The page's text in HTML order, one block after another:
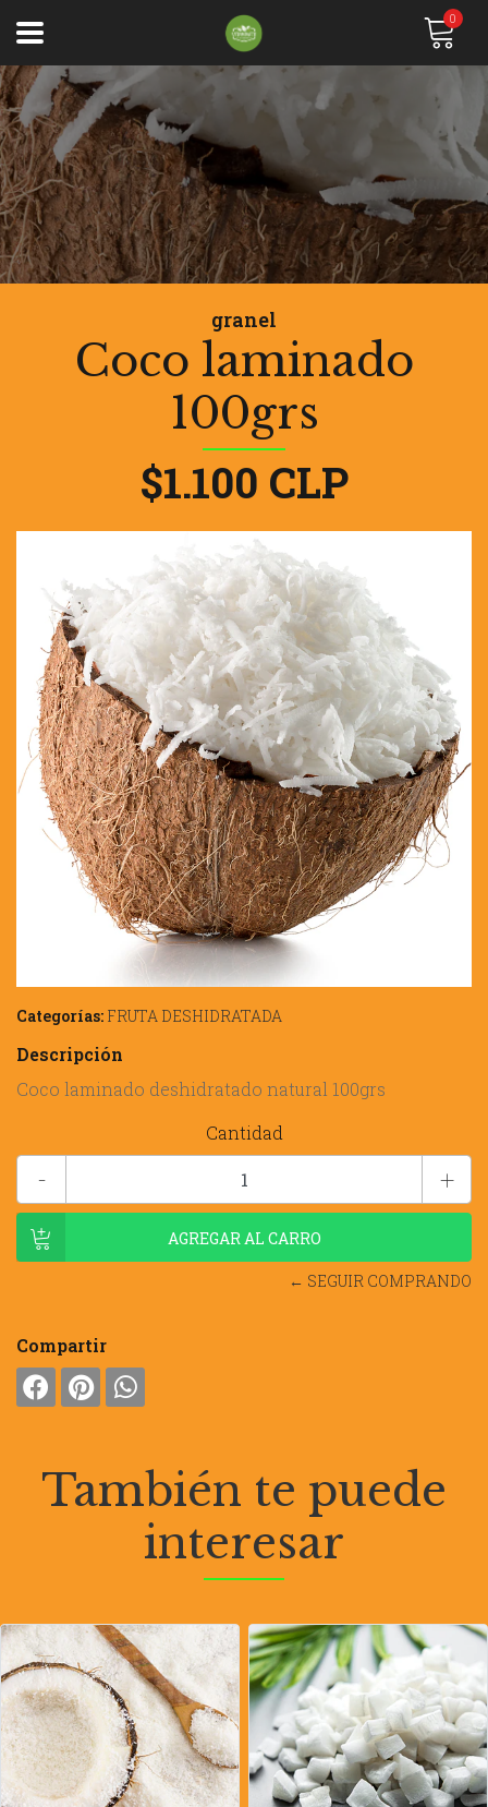
0
granel
Coco laminado
100grs
$1.100 CLP
Categorías: FRUTA DESHIDRATADA
Descripción
Coco laminado deshidratado natural 100grs
Cantidad
- +
← SEGUIR COMPRANDO
Compartir
También te puede
interesar